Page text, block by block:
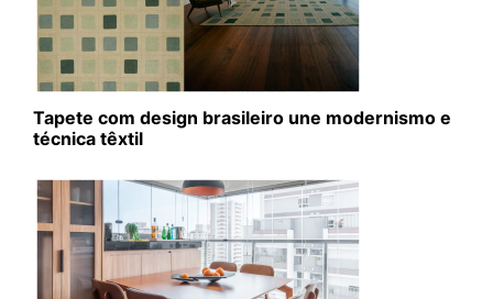
Tapete com design brasileiro une modernismo e
técnica têxtil